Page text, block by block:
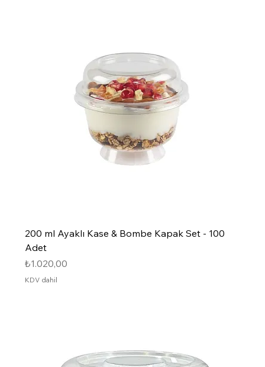
200 ml Ayaklı Kase & Bombe Kapak Set - 100
Adet
Fiyat
₺1.020,00
KDV dahil